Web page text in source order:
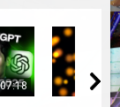
07:18